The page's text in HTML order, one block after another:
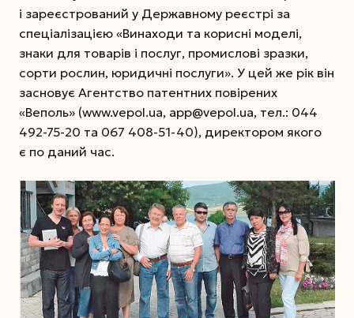
і зареєстрований у Державному реєстрі за
спеціалізацією «Винаходи та корисні моделі,
знаки для товарів і послуг, промислові зразки,
сорти рослин, юридичні послуги». У цей же рік він
засновує Агентство патентних повірених
«Веполь» (www.vepol.ua, app@vepol.ua­, тел.: 044
492-75-20 та 067 408-51-40), директором якого
є по даний час.